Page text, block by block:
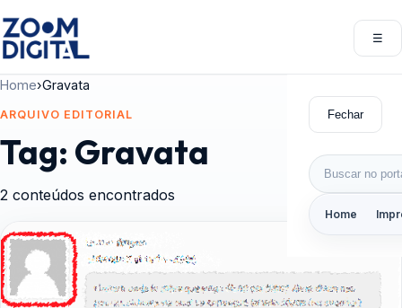
☰
Fechar
Buscar por:
Home
Home›Gravata
ARQUIVO EDITORIAL
Tag: Gravata
2 conteúdos encontrados